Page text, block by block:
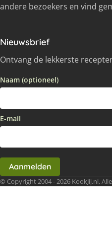
andere bezoekers en vind
Nieuwsbrief
Ontvang de lekkerste
Naam (optioneel)
E-mail
Aanmelden
© Copyright 2004 - 2026 KookJij.nl,